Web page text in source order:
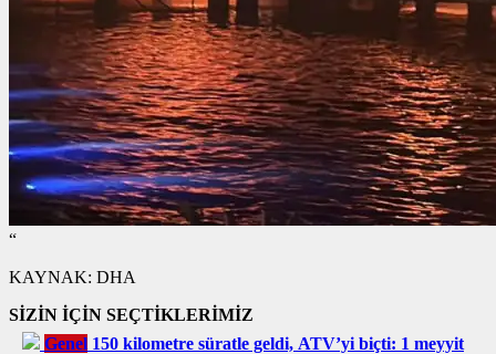
“
KAYNAK: DHA
SİZİN İÇİN SEÇTİKLERİMİZ
Genel 150 kilometre süratle geldi, ATV’yi biçti: 1 meyyit